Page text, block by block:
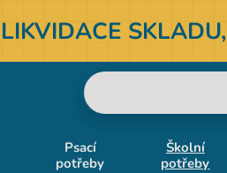
LIKVIDACE SKLADU,
Psací
potřeby
Školní
potřeby